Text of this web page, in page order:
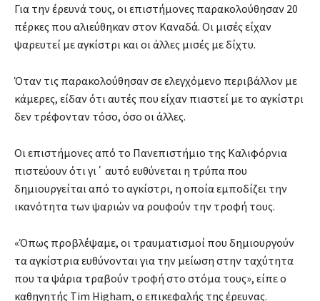
Για την έρευνά τους, οι επιστήμονες παρακολούθησαν 20
πέρκες που αλιεύθηκαν στον Καναδά. Οι μισές είχαν
ψαρευτεί με αγκίστρι και οι άλλες μισές με δίχτυ.
Όταν τις παρακολούθησαν σε ελεγχόμενο περιβάλλον με
κάμερες, είδαν ότι αυτές που είχαν πιαστεί με το αγκίστρι
δεν τρέφονταν τόσο, όσο οι άλλες.
Οι επιστήμονες από το Πανεπιστήμιο της Καλιφόρνια
πιστεύουν ότι γι΄ αυτό ευθύνεται η τρύπα που
δημιουργείται από το αγκίστρι, η οποία εμποδίζει την
ικανότητα των ψαριών να ρουφούν την τροφή τους.
«Όπως προβλέψαμε, οι τραυματισμοί που δημιουργούν
τα αγκίστρια ευθύνονται για την μείωση στην ταχύτητα
που τα ψάρια τραβούν τροφή στο στόμα τους», είπε ο
καθηγητής Tim Higham, ο επικεφαλής της έρευνας.